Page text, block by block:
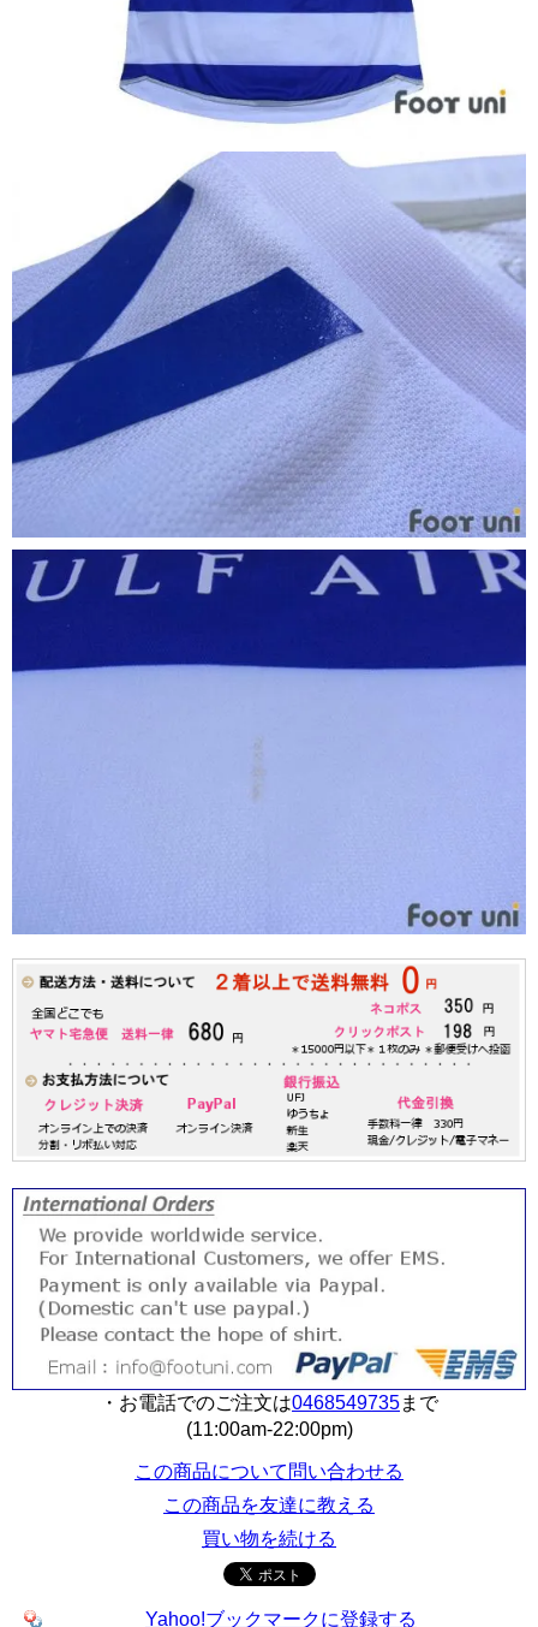
・お電話でのご注文は0468549735まで
(11:00am-22:00pm)
この商品について問い合わせる
この商品を友達に教える
買い物を続ける
Yahoo!ブックマークに登録する